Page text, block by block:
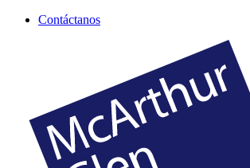
Contáctanos